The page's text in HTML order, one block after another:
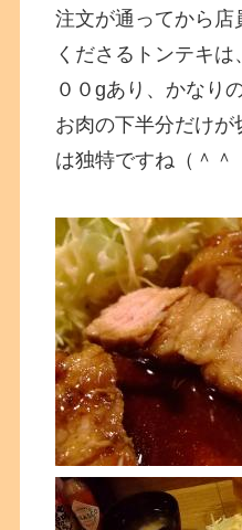
注文が通ってから店
くださるトンテキ
００gあり、かなり
お肉の下半分だけ
は独特ですね（＾＾